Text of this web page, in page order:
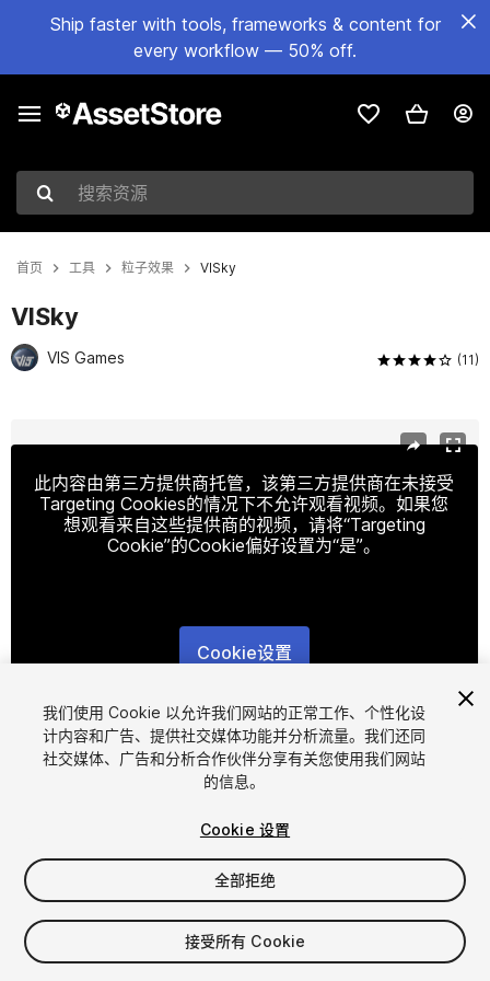
Ship faster with tools, frameworks & content for
every workflow — 50% off.
搜索资源
首页 工具 粒子效果 VISky
VISky
VIS Games (11)
此内容由第三方提供商托管，该第三方提供商在未接受
Targeting Cookies的情况下不允许观看视频。如果您
想观看来自这些提供商的视频，请将“Targeting
Cookie”的Cookie偏好设置为“是”。
Cookie设置
1/16
$20
席位
我们使用 Cookie 以允许我们网站的正常工作、个性化设
计内容和广告、提供社交媒体功能并分析流量。我们还同
社交媒体、广告和分析合作伙伴分享有关您使用我们网站
的信息。
Cookie 设置
全部拒绝
接受所有 Cookie